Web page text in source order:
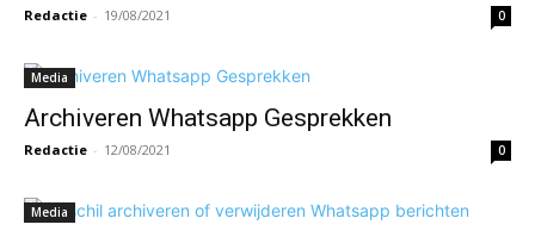
Redactie - 19/08/2021 0
Media
Archiveren Whatsapp Gesprekken
Redactie - 12/08/2021 0
Media